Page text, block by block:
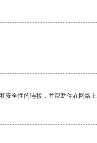
全性的连接，并帮助你在网络上